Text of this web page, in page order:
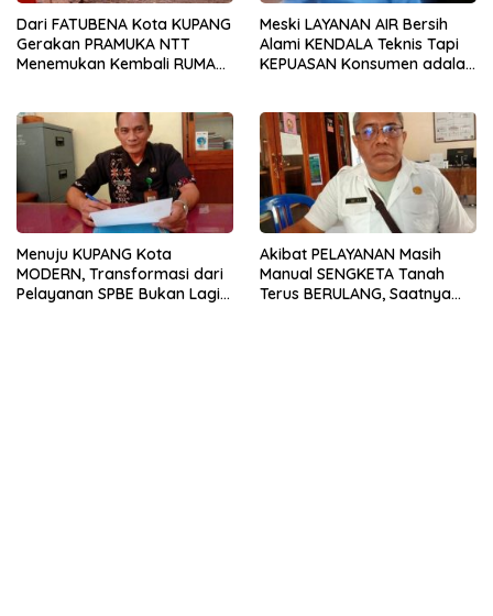
Dari FATUBENA Kota KUPANG
Gerakan PRAMUKA NTT
Menemukan Kembali RUMAH
Meski LAYANAN AIR Bersih
Alami KENDALA Teknis Tapi
KEPUASAN Konsumen adalah
Menuju KUPANG Kota
MODERN, Transformasi dari
Pelayanan SPBE Bukan Lagi
Akibat PELAYANAN Masih
Manual SENGKETA Tanah
Terus BERULANG, Saatnya